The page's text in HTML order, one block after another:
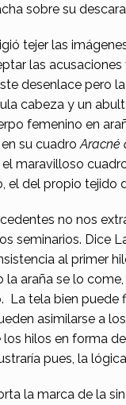
sobre su
tejer las
las
desenlace pero
cabeza y un
femenino en
en su cuadroAracné
maravilloso
el del propio tejido
no nos
seminarios. Dice
al primer
la araña se lo
tela bien puede
asimilarse a
los hilos en forma
pues, la
la marca de la